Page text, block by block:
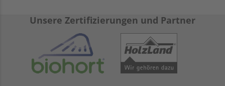
Unsere Zertifizierungen und Partner